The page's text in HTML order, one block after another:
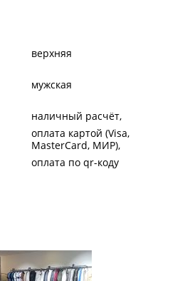
верхняя
мужская
наличный расчёт
оплата картой (Visa,
MasterCard, МИР)
оплата по qr-коду